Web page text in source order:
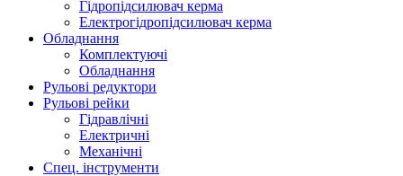
Гідропідсилювач керма
Електрогідропідсилювач керма
Обладнання
Комплектуючі
Обладнання
Рульові редуктори
Рульові рейки
Гідравлічні
Електричні
Механічні
Спец. інструменти